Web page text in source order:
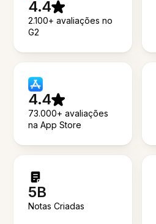
4.4
2.100+ avaliações no
G2
4.4
73.000+ avaliações
na App Store
5B
Notas Criadas